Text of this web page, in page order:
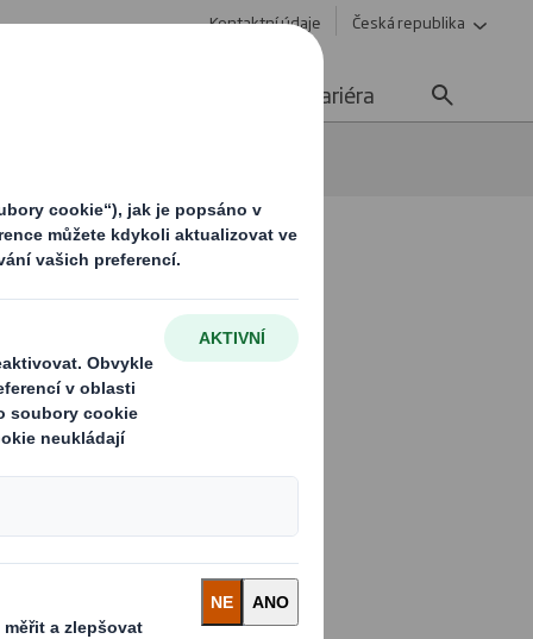
Kontaktní údaje Česká republika
Kariéra
Věříme,
a zdravější.
nám